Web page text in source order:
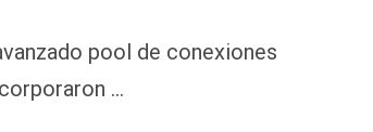
pool de conexiones
…